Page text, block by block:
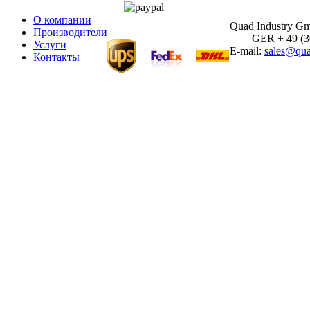
О компании
Производители
Услуги
Контакты
Quad Industry
GER + 49
E-mail: